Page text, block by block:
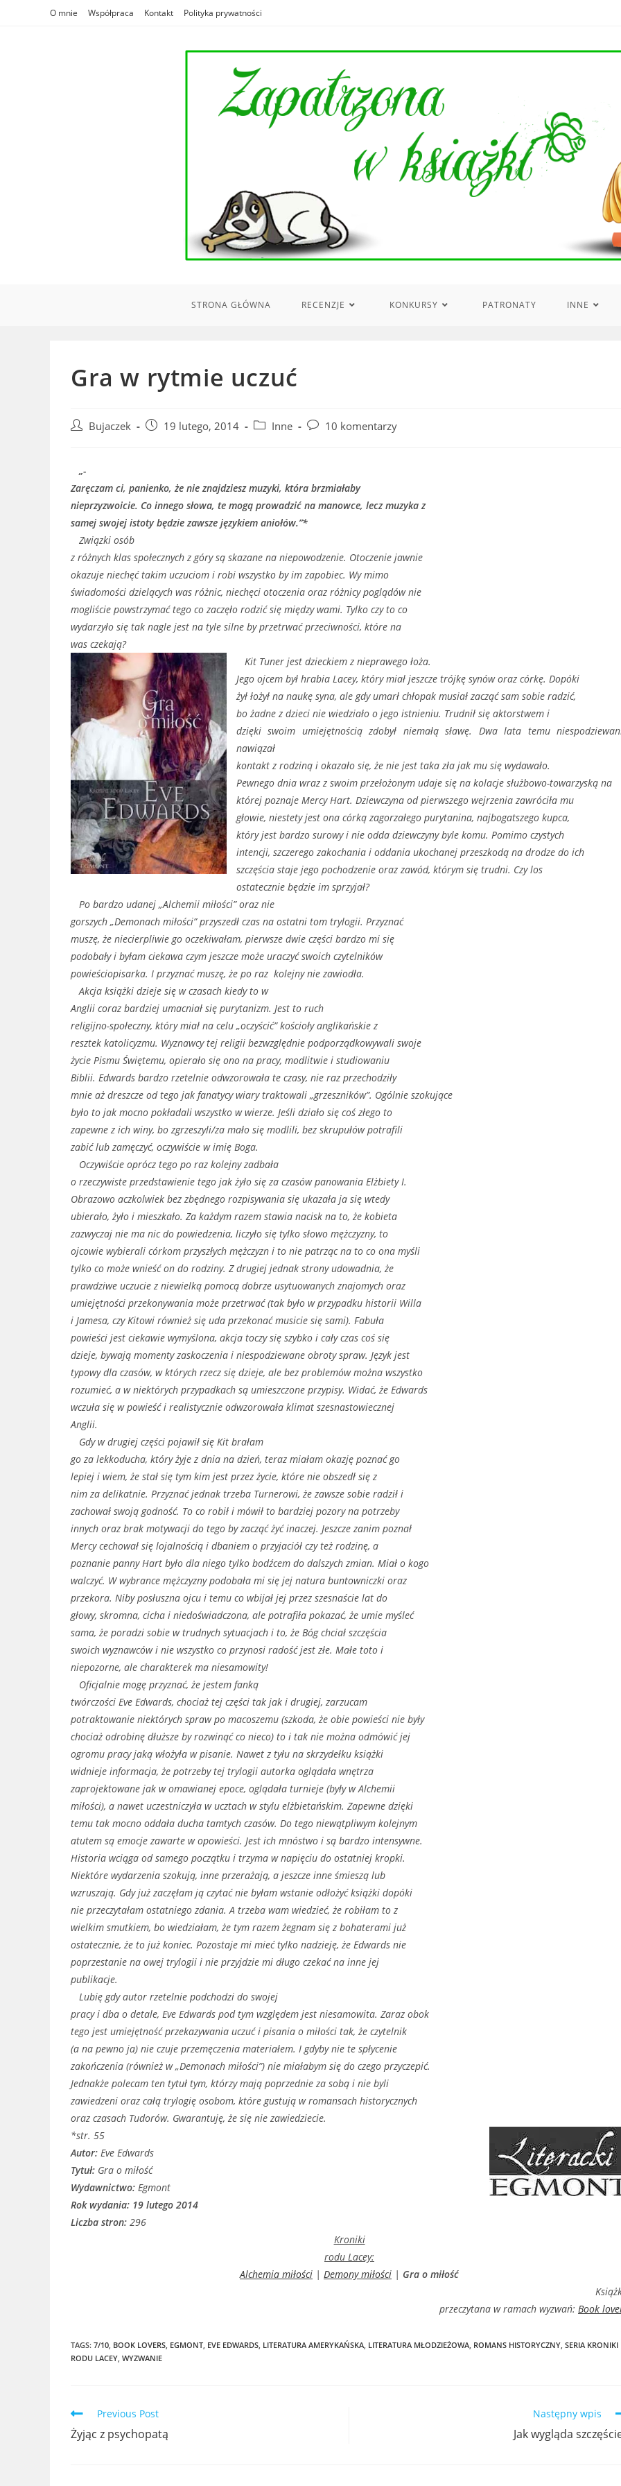
O mnie Współpraca Kontakt Polityka prywatności
STRONA GŁÓWNA RECENZJE KONKURSY PATRONATY INNE
Gra w rytmie uczuć
Post Bujaczek
Post 19 lutego, 2014
Post Inne
Post 10 komentarzy
„-
Zaręczam ci, panienko, że nie znajdziesz muzyki, która brzmiałaby
nieprzyzwoicie. Co innego słowa, te mogą prowadzić na manowce, lecz muzyka z
samej swojej istoty będzie zawsze językiem aniołów.”*
Związki osób
z różnych klas społecznych z góry są skazane na niepowodzenie. Otoczenie jawnie
okazuje niechęć takim uczuciom i robi wszystko by im zapobiec. Wy mimo
świadomości dzielących was różnic, niechęci otoczenia oraz różnicy poglądów nie
mogliście powstrzymać tego co zaczęło rodzić się między wami. Tylko czy to co
wydarzyło się tak nagle jest na tyle silne by przetrwać przeciwności, które na
was czekają?
Kit Tuner jest dzieckiem z nieprawego łoża.
Jego ojcem był hrabia Lacey, który miał jeszcze trójkę synów oraz córkę. Dopóki
żył łożył na naukę syna, ale gdy umarł chłopak musiał zacząć sam sobie radzić,
bo żadne z dzieci nie wiedziało o jego istnieniu. Trudnił się aktorstwem i
dzięki swoim umiejętnością zdobył niemałą sławę. Dwa lata temu
nawiązał
kontakt z rodziną i okazało się, że nie jest taka zła jak mu się wydawało.
Pewnego dnia wraz z swoim przełożonym udaje się na kolacje służbowo-towarzyską na
której poznaje Mercy Hart. Dziewczyna od pierwszego wejrzenia zawróciła mu
głowie, niestety jest ona córką zagorzałego purytanina, najbogatszego kupca,
który jest bardzo surowy i nie odda dziewczyny byle komu. Pomimo czystych
intencji, szczerego zakochania i oddania ukochanej przeszkodą na drodze do ich
szczęścia staje jego pochodzenie oraz zawód, którym się trudni. Czy los
ostatecznie będzie im sprzyjał?
Po bardzo udanej „Alchemii miłości” oraz nie
gorszych „Demonach miłości” przyszedł czas na ostatni tom trylogii. Przyznać
muszę, że niecierpliwie go oczekiwałam, pierwsze dwie części bardzo mi się
podobały i byłam ciekawa czym jeszcze może uraczyć swoich czytelników
powieściopisarka. I przyznać muszę, że po raz kolejny nie zawiodła.
Akcja książki dzieje się w czasach kiedy to w
Anglii coraz bardziej umacniał się purytanizm. Jest to ruch
religijno-społeczny, który miał na celu „oczyścić” kościoły anglikańskie z
resztek katolicyzmu. Wyznawcy tej religii bezwzględnie podporządkowywali swoje
życie Pismu Świętemu, opierało się ono na pracy, modlitwie i studiowaniu
Biblii. Edwards bardzo rzetelnie odwzorowała te czasy, nie raz przechodziły
mnie aż dreszcze od tego jak fanatycy wiary traktowali „grzeszników”. Ogólnie szokujące
było to jak mocno pokładali wszystko w wierze. Jeśli działo się coś złego to
zapewne z ich winy, bo zgrzeszyli/za mało się modlili, bez skrupułów potrafili
zabić lub zamęczyć, oczywiście w imię Boga.
Oczywiście oprócz tego po raz kolejny zadbała
o rzeczywiste przedstawienie tego jak żyło się za czasów panowania Elżbiety I.
Obrazowo aczkolwiek bez zbędnego rozpisywania się ukazała ja się wtedy
ubierało, żyło i mieszkało. Za każdym razem stawia nacisk na to, że kobieta
zazwyczaj nie ma nic do powiedzenia, liczyło się tylko słowo mężczyzny, to
ojcowie wybierali córkom przyszłych mężczyzn i to nie patrząc na to co ona myśli
tylko co może wnieść on do rodziny. Z drugiej jednak strony udowadnia, że
prawdziwe uczucie z niewielką pomocą dobrze usytuowanych znajomych oraz
umiejętności przekonywania może przetrwać (tak było w przypadku historii Willa
i Jamesa, czy Kitowi również się uda przekonać musicie się sami). Fabuła
powieści jest ciekawie wymyślona, akcja toczy się szybko i cały czas coś się
dzieje, bywają momenty zaskoczenia i niespodziewane obroty spraw. Język jest
typowy dla czasów, w których rzecz się dzieje, ale bez problemów można wszystko
rozumieć, a w niektórych przypadkach są umieszczone przypisy. Widać, że Edwards
wczuła się w powieść i realistycznie odwzorowała klimat szesnastowiecznej
Anglii.
Gdy w drugiej części pojawił się Kit brałam
go za lekkoducha, który żyje z dnia na dzień, teraz miałam okazję poznać go
lepiej i wiem, że stał się tym kim jest przez życie, które nie obszedł się z
nim za delikatnie. Przyznać jednak trzeba Turnerowi, że zawsze sobie radził i
zachował swoją godność. To co robił i mówił to bardziej pozory na potrzeby
innych oraz brak motywacji do tego by zacząć żyć inaczej. Jeszcze zanim poznał
Mercy cechował się lojalnością i dbaniem o przyjaciół czy też rodzinę, a
poznanie panny Hart było dla niego tylko bodźcem do dalszych zmian. Miał o kogo
walczyć. W wybrance mężczyzny podobała mi się jej natura buntowniczki oraz
przekora. Niby posłuszna ojcu i temu co wbijał jej przez szesnaście lat do
głowy, skromna, cicha i niedoświadczona, ale potrafiła pokazać, że umie myśleć
sama, że poradzi sobie w trudnych sytuacjach i to, że Bóg chciał szczęścia
swoich wyznawców i nie wszystko co przynosi radość jest złe. Małe toto i
niepozorne, ale charakterek ma niesamowity!
Oficjalnie mogę przyznać, że jestem fanką
twórczości Eve Edwards, chociaż tej części tak jak i drugiej, zarzucam
potraktowanie niektórych spraw po macoszemu (szkoda, że obie powieści nie były
chociaż odrobinę dłuższe by rozwinąć co nieco) to i tak nie można odmówić jej
ogromu pracy jaką włożyła w pisanie. Nawet z tyłu na skrzydełku książki
widnieje informacja, że potrzeby tej trylogii autorka oglądała wnętrza
zaprojektowane jak w omawianej epoce, oglądała turnieje (były w Alchemii
miłości), a nawet uczestniczyła w ucztach w stylu elżbietańskim. Zapewne dzięki
temu tak mocno oddała ducha tamtych czasów. Do tego niewątpliwym kolejnym
atutem są emocje zawarte w opowieści. Jest ich mnóstwo i są bardzo intensywne.
Historia wciąga od samego początku i trzyma w napięciu do ostatniej kropki.
Niektóre wydarzenia szokują, inne przerażają, a jeszcze inne śmieszą lub
wzruszają. Gdy już zaczęłam ją czytać nie byłam wstanie odłożyć książki dopóki
nie przeczytałam ostatniego zdania. A trzeba wam wiedzieć, że robiłam to z
wielkim smutkiem, bo wiedziałam, że tym razem żegnam się z bohaterami już
ostatecznie, że to już koniec. Pozostaje mi mieć tylko nadzieję, że Edwards nie
poprzestanie na owej trylogii i nie przyjdzie mi długo czekać na inne jej
publikacje.
Lubię gdy autor rzetelnie podchodzi do swojej
pracy i dba o detale, Eve Edwards pod tym względem jest niesamowita. Zaraz obok
tego jest umiejętność przekazywania uczuć i pisania o miłości tak, że czytelnik
(a na pewno ja) nie czuje przemęczenia materiałem. I gdyby nie te spłycenie
zakończenia (również w „Demonach miłości”) nie miałabym się do czego przyczepić.
Jednakże polecam ten tytuł tym, którzy mają poprzednie za sobą i nie byli
zawiedzeni oraz całą trylogię osobom, które gustują w romansach historycznych
oraz czasach Tudorów. Gwarantuję, że się nie zawiedziecie.
*str. 55
Autor: Eve Edwards
Tytuł: Gra o miłość
Wydawnictwo: Egmont
Rok wydania: 19 lutego 2014
Liczba stron: 296
Kroniki
rodu Lacey:
Alchemia miłości | Demony miłości | Gra o miłość
przeczytana w ramach wyzwań: Book
TAGS: 7/10, BOOK LOVERS, EGMONT, EVE EDWARDS, LITERATURA AMERYKAŃSKA, LITERATURA MŁODZIEŻOWA, ROMANS HISTORYCZNY, SERIA KRONIKI
RODU LACEY, WYZWANIE
Read
more
articles
Previous Post
Żyjąc z psychopatą
Następny wpis
Jak wygląda